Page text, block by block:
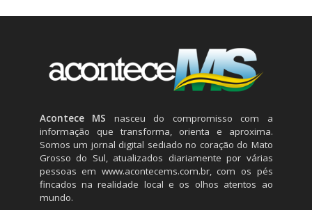
Acontece MS nasceu do compromisso com a
informação que transforma, orienta e aproxima.
Somos um jornal digital sediado no coração do Mato
Grosso do Sul, atualizados diariamente por várias
pessoas em www.acontecems.com.br, com os pés
fincados na realidade local e os olhos atentos ao
mundo.